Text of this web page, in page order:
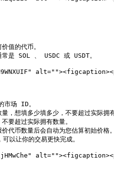
值的代币。
是 SOL 、 USDC 或 USDT。
场 ID。
想填多少填多少，不要超过实际拥有
超过实际拥有数量。
币数量后会自动为您估算初始价格。
让你的交易更快完成。